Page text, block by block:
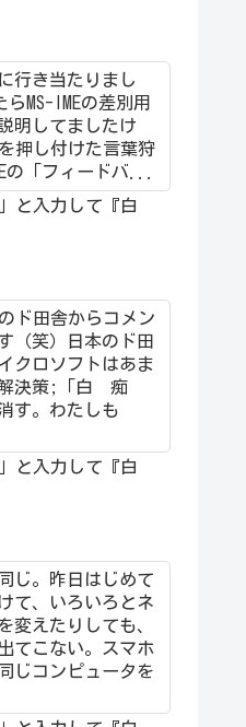
行き当たりまし
らMS-IMEの差別用
明してましたけ
押し付けた言葉狩
の「フィードバ...
と入力して『白
ド田舎からコメン
（笑）日本のド田
クロソフトはあま
解決策;「白 痴
す。わたしも
と入力して『白
じ。昨日はじめて
て、いろいろとネ
変えたりしても、
てこない。スマホ
じコンピュータを